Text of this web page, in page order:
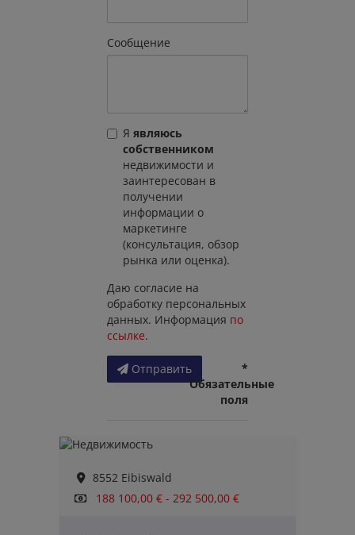
Сообщение
Я являюсь
собственником
недвижимости и
заинтересован в
получении
информации о
маркетинге
(консультация, обзор
рынка или оценка).
Даю согласие на
обработку персональных
данных. Информация по
ссылке.
Отправить
*
Обязательные
поля
8552 Eibiswald
188 100,00 € - 292 500,00 €